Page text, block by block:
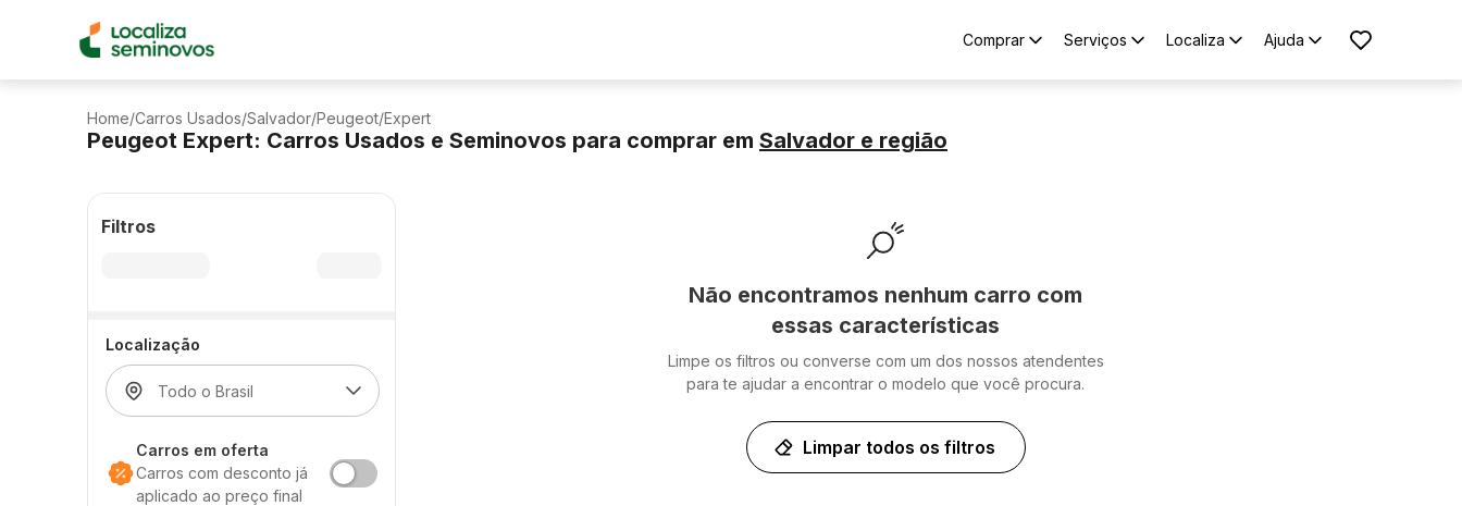
Comprar Serviços Localiza Ajuda
Home/Carros Usados/Salvador/Peugeot/Expert
Peugeot Expert: Carros Usados e Seminovos para comprar em Salvador e região
Filtros
Localização
Carros em oferta
Carros com desconto já
aplicado ao preço final
Não encontramos nenhum carro com
essas características
Limpe os filtros ou converse com um dos nossos atendentes
para te ajudar a encontrar o modelo que você procura.
Limpar todos os filtros